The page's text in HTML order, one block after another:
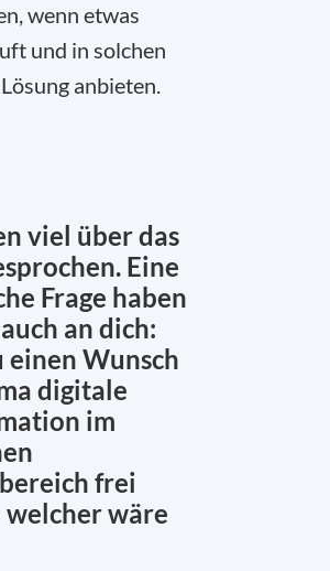
wenn etwas
und in solchen
anbieten.
viel über das
Eine
Frage haben
an dich:
einen Wunsch
digitale
im
frei
wäre